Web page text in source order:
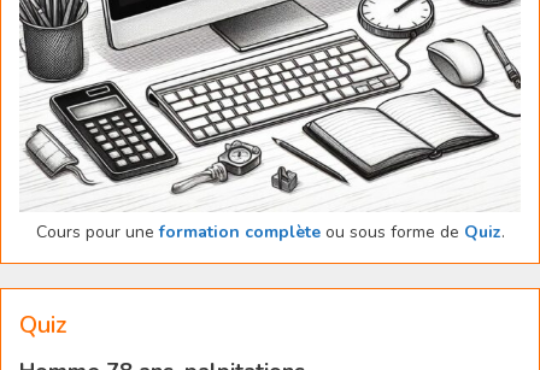
Cours pour uneformation complèteou sous forme de Quiz.
Quiz